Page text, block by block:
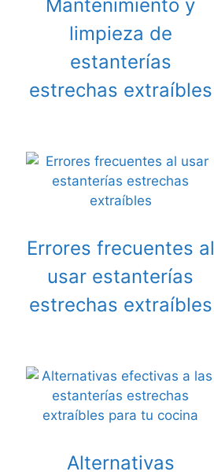
Mantenimiento y
limpieza de
estanterías
estrechas extraíbles
Errores frecuentes al
usar estanterías
estrechas extraíbles
Alternativas